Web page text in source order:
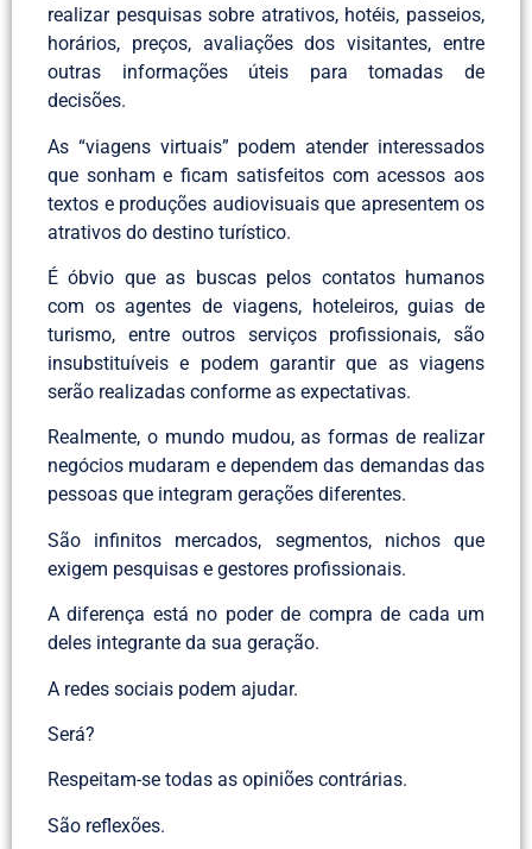
realizar pesquisas sobre atrativos, hotéis, passeios,
horários, preços, avaliações dos visitantes, entre
outras informações úteis para tomadas de
decisões.
As “viagens virtuais” podem atender interessados
que sonham e ficam satisfeitos com acessos aos
textos e produções audiovisuais que apresentem os
atrativos do destino turístico.
É óbvio que as buscas pelos contatos humanos
com os agentes de viagens, hoteleiros, guias de
turismo, entre outros serviços profissionais, são
insubstituíveis e podem garantir que as viagens
serão realizadas conforme as expectativas.
Realmente, o mundo mudou, as formas de realizar
negócios mudaram e dependem das demandas das
pessoas que integram gerações diferentes.
São infinitos mercados, segmentos, nichos que
exigem pesquisas e gestores profissionais.
A diferença está no poder de compra de cada um
deles integrante da sua geração.
A redes sociais podem ajudar.
Será?
Respeitam-se todas as opiniões contrárias.
São reflexões.